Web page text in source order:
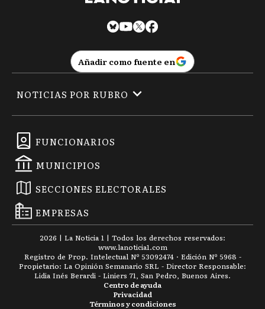
Añadir como fuente en
FUNCIONARIOS
MUNICIPIOS
SECCIONES ELECTORALES
EMPRESAS
NOTICIAS POR RUBRO
2026 | La Noticia 1 | Todos los derechos reservados:
www.lanoticia1.com
Registro de Prop. Intelectual Nº 53092474 · Edición Nº 5968 -
Propietario: La Opinión Semanario SRL - Director Responsable:
Lidia Inés Berardi - Liniers 71, San Pedro, Buenos Aires.
Términos y condiciones
Privacidad
Centro de ayuda